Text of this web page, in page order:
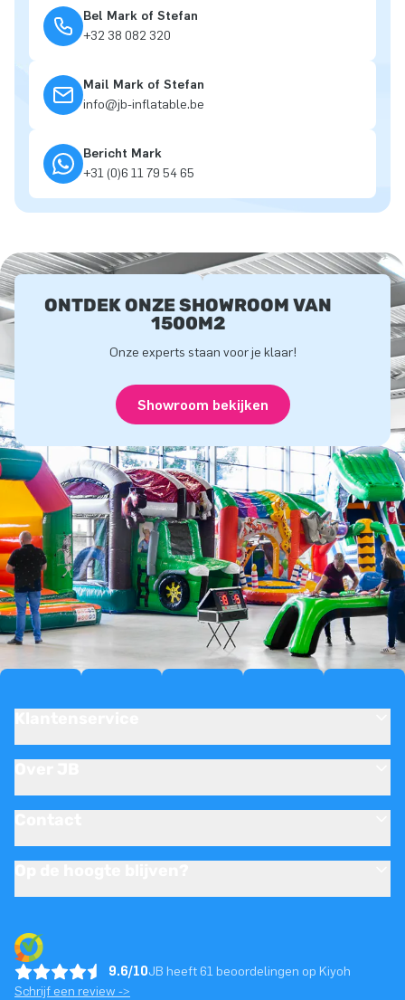
Bel Mark of Stefan
+32 38 082 320
Mail Mark of Stefan
info@jb-inflatable.be
Bericht Mark
+31 (0)6 11 79 54 65
ONTDEK ONZE SHOWROOM VAN
1500M2
Onze experts staan voor je klaar!
Showroom bekijken
9.6/10JB heeft 61 beoordelingen op Kiyoh
Schrijf een review ->